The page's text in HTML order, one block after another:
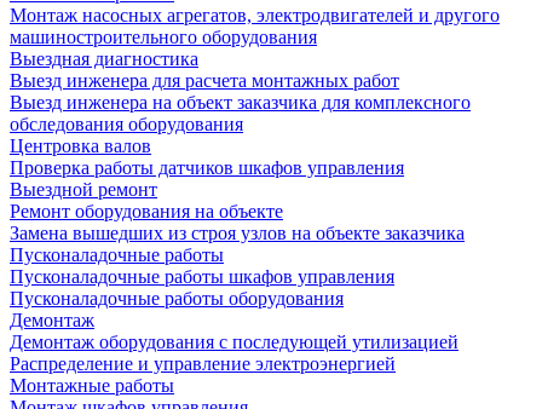
Монтаж насосных агрегатов, электродвигателей и другого
машиностроительного оборудования
Выездная диагностика
Выезд инженера для расчета монтажных работ
Выезд инженера на объект заказчика для комплексного
обследования оборудования
Центровка валов
Проверка работы датчиков шкафов управления
Выездной ремонт
Ремонт оборудования на объекте
Замена вышедших из строя узлов на объекте заказчика
Пусконаладочные работы
Пусконаладочные работы шкафов управления
Пусконаладочные работы оборудования
Демонтаж
Демонтаж оборудования с последующей утилизацией
Распределение и управление электроэнергией
Монтажные работы